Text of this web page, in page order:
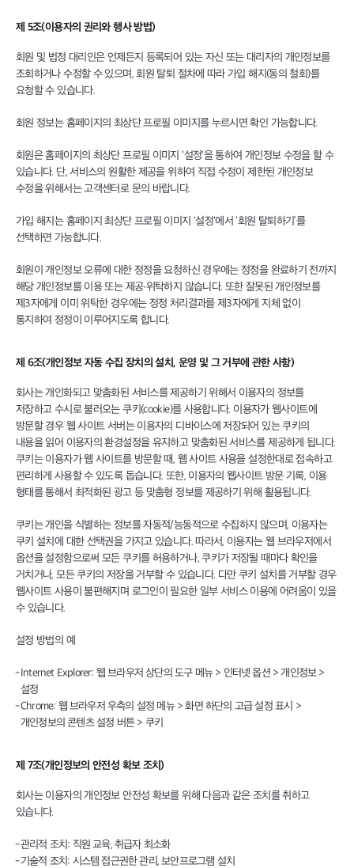
제 5조(이용자의 권리와 행사 방법)
회원 및 법정 대리인은 언제든지 등록되어 있는 자신 또는 대리자의 개인정보를
조회하거나 수정할 수 있으며, 회원 탈퇴 절차에 따라 가입 해지(동의 철회)를
요청할 수 있습니다.
회원 정보는 홈페이지의 최상단 프로필 이미지를 누르시면 확인 가능합니다.
회원은 홈페이지의 최상단 프로필 이미지 '설정'을 통하여 개인정보 수정을 할 수
있습니다. 단, 서비스의 원활한 제공을 위하여 직접 수정이 제한된 개인정보
수정을 위해서는 고객센터로 문의 바랍니다.
가입 해지는 홈페이지 최상단 프로필 이미지 '설정'에서 ‘회원 탈퇴하기’를
선택하면 가능합니다.
회원이 개인정보 오류에 대한 정정을 요청하신 경우에는 정정을 완료하기 전까지
해당 개인정보를 이용 또는 제공∙위탁하지 않습니다. 또한 잘못된 개인정보를
제3자에게 이미 위탁한 경우에는 정정 처리결과를 제3자에게 지체 없이
통지하여 정정이 이루어지도록 합니다.
제 6조(개인정보 자동 수집 장치의 설치, 운영 및 그 거부에 관한 사항)
회사는 개인화되고 맞춤화된 서비스를 제공하기 위해서 이용자의 정보를
저장하고 수시로 불러오는 쿠키(cookie)를 사용합니다. 이용자가 웹사이트에
방문할 경우 웹 사이트 서버는 이용자의 디바이스에 저장되어 있는 쿠키의
내용을 읽어 이용자의 환경설정을 유지하고 맞춤화된 서비스를 제공하게 됩니다.
쿠키는 이용자가 웹 사이트를 방문할 때, 웹 사이트 사용을 설정한대로 접속하고
편리하게 사용할 수 있도록 돕습니다. 또한, 이용자의 웹사이트 방문 기록, 이용
형태를 통해서 최적화된 광고 등 맞춤형 정보를 제공하기 위해 활용됩니다.
쿠키는 개인을 식별하는 정보를 자동적/능동적으로 수집하지 않으며, 이용자는
쿠키 설치에 대한 선택권을 가지고 있습니다. 따라서, 이용자는 웹 브라우저에서
옵션을 설정함으로써 모든 쿠키를 허용하거나, 쿠키가 저장될 때마다 확인을
거치거나, 모든 쿠키의 저장을 거부할 수 있습니다. 다만 쿠키 설치를 거부할 경우
웹사이트 사용이 불편해지며 로그인이 필요한 일부 서비스 이용에 어려움이 있을
수 있습니다.
설정 방법의 예
Internet Explorer: 웹 브라우저 상단의 도구 메뉴 > 인터넷 옵션 > 개인정보 >
설정
Chrome: 웹 브라우저 우측의 설정 메뉴 > 화면 하단의 고급 설정 표시 >
개인정보의 콘텐츠 설정 버튼 > 쿠키
제 7조(개인정보의 안전성 확보 조치)
회사는 이용자의 개인정보 안전성 확보를 위해 다음과 같은 조치를 취하고
있습니다.
관리적 조치: 직원 교육, 취급자 최소화
기술적 조치: 시스템 접근권한 관리, 보안프로그램 설치